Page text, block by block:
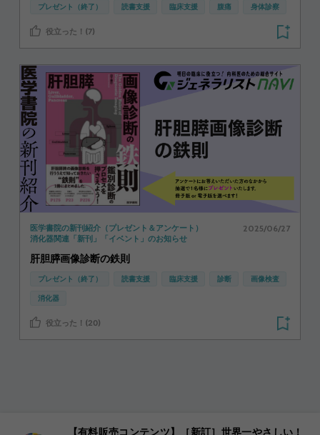
プレゼント（終了） 読書支援 臨床支援 腹痛 身体診察
役立った！(7)
医学書院の新刊紹介（プレゼント＆アンケート）
消化器関連「新刊」「イベント」のお知らせ
2025/06/27
肝胆膵画像診断の鉄則
プレゼント（終了） 読書支援 臨床支援 診断 画像検査
消化器
役立った！(20)
【有料販売コンテンツ】［新訂］世界一やさしい！